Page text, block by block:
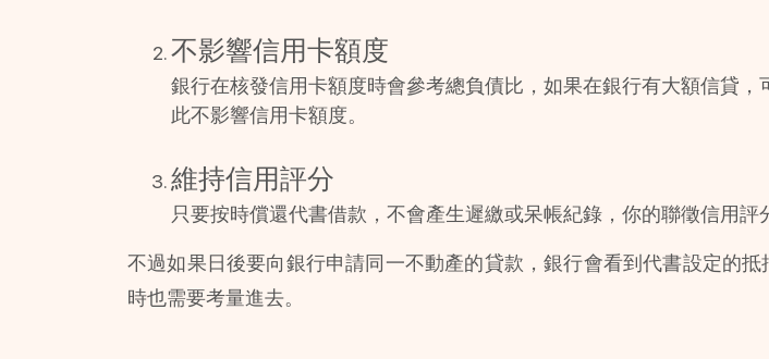
不影響信用卡額度
銀行在核發信用卡額度時會參考總負債比，如果在銀行有大額信貸
此不影響信用卡額度。
維持信用評分
只要按時償還代書借款，不會產生遲繳或呆帳紀錄，你的聯徵信用
不過如果日後要向銀行申請同一不動產的貸款，銀行會看到代書設定的
時也需要考量進去。